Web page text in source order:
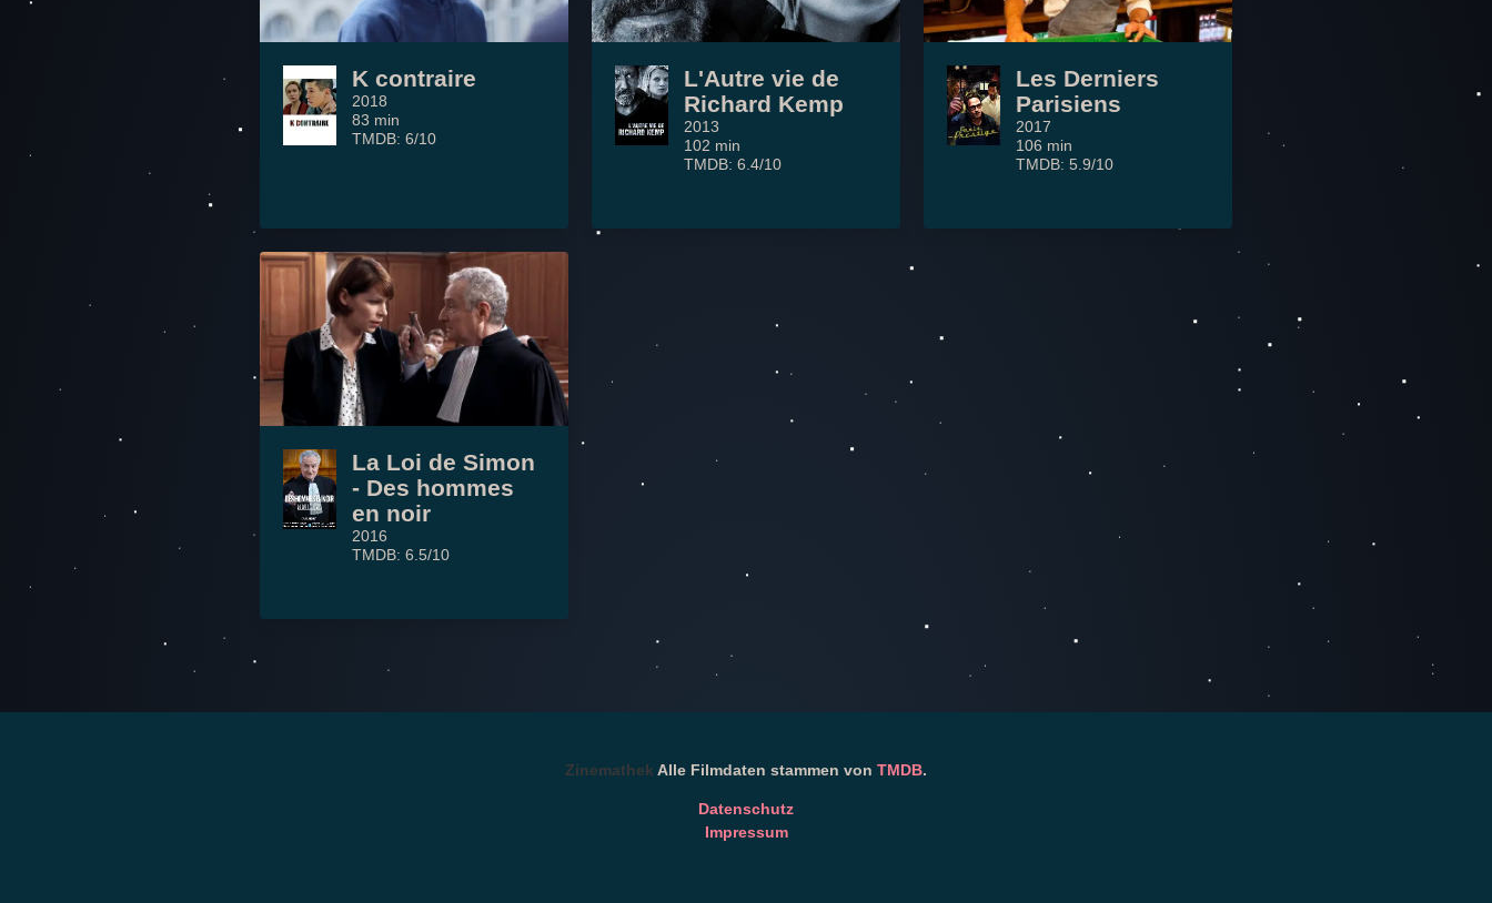
K contraire
2018
83 min
TMDB: 6/10
L'Autre vie de
Richard Kemp
2013
102 min
TMDB: 6.4/10
Les Derniers
Parisiens
2017
106 min
TMDB: 5.9/10
La Loi de Simon
- Des hommes
en noir
2016
TMDB: 6.5/10
Zinemathek Alle Filmdaten stammen von TMDB.
Datenschutz
Impressum